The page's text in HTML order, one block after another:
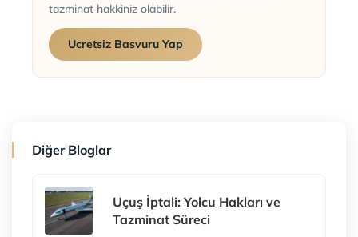
tazminat hakkiniz olabilir.
Ucretsiz Basvuru Yap
Diğer Bloglar
Uçuş İptali: Yolcu Hakları ve
Tazminat Süreci